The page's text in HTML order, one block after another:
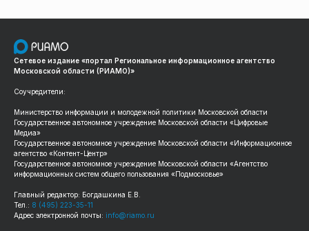
Сетевое издание «портал Региональное информационное агентство
Московской области (РИАМО)»
Соучредители:
Министерство информации и молодежной политики Московской области
Государственное автономное учреждение Московской области «Цифровые
Медиа»
Государственное автономное учреждение Московской области «Информационное
агентство «Контент-Центр»
Государственное автономное учреждение Московской области «Агентство
информационных систем общего пользования «Подмосковье»
Главный редактор: Богдашкина Е.В.
Тел.: 8 (495) 223-35-11
Адрес электронной почты: info@riamo.ru